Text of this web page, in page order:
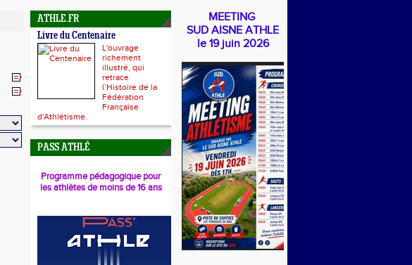
ATHLE.FR
Livre du Centenaire
L'ouvrage
richement
illustré, qui
retrace
l’Histoire de la
Fédération
Française
d'Athlétisme.
PASS ATHLÉ
Programme pédagogique pour
les athlètes de moins de 16 ans
MEETING
SUD AISNE ATHLE
le 19 juin 2026